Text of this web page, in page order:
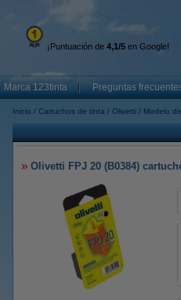
¡Puntuación de 4,1/5 en Google!
Marca 123tinta Preguntas
Inicio Cartuchos de tinta Olivetti Modelo
Olivetti FPJ 20 (B0384)